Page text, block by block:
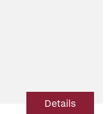
Details